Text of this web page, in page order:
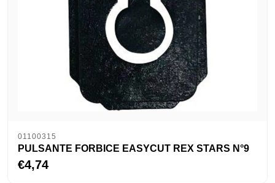
01100315
PULSANTE FORBICE EASYCUT REX STARS N°9
€4,74